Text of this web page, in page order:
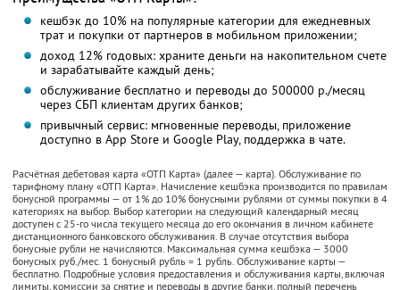
кешбэк до 10% на популярные категории для ежедневных
трат и покупки от партнеров в мобильном приложении;
доход 12% годовых: храните деньги на накопительном счете
и зарабатывайте каждый день;
обслуживание бесплатно и переводы до 500000 р./месяц
через СБП клиентам других банков;
привычный сервис: мгновенные переводы, приложение
доступно в App Store и Google Play, поддержка в чате.
Расчётная дебетовая карта «ОТП Карта» (далее — карта). Обслуживание по
тарифному плану «ОТП Карта». Начисление кешбэка производится по правилам
бонусной программы — от 1% до 10% бонусными рублями от суммы покупки в 4
категориях на выбор. Выбор категории на следующий календарный месяц
доступен с 25-го числа текущего месяца до его окончания в личном кабинете
дистанционного банковского обслуживания. В случае отсутствия выбора
бонусные рубли не начисляются. Максимальная cумма кешбэка — 3000
бонусных руб./мес. 1 бонусный рубль = 1 рубль. Обслуживание карты —
бесплатно. Подробные условия предоставления и обслуживания карты, включая
лимиты, комиссии за снятие и переводы в другие банки, полный перечень